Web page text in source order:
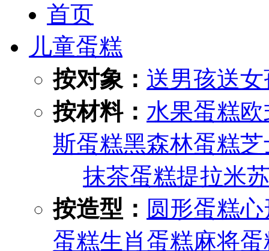
首页
儿童蛋糕
按对象： 送男孩送女
按材料： 水果蛋糕
斯蛋糕黑森林蛋糕芝
抹茶蛋糕提拉米
按造型： 圆形蛋糕心
蛋糕生肖蛋糕麻将